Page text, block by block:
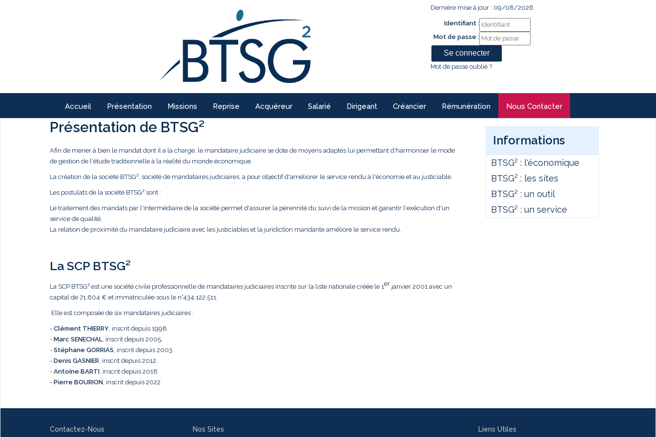
Dernière mise à jour : 09/08/2026
Identifiant :
Mot de passe :
Mot de passe oublié ?
Accueil Présentation Missions Reprise Acquéreur Salarié Dirigeant Créancier Rémunération Nous Contacter
Présentation de BTSG²
Afin de mener à bien le mandat dont il a la charge, le mandataire judiciaire se dote de moyens adaptés lui permettant d'harmoniser le mode
de gestion de l'étude traditionnelle à la réalité du monde économique.
La création de la société BTSG², société de mandataires judiciaires, a pour objectif d'améliorer le service rendu à l'économie et au justiciable.
Les postulats de la société BTSG² sont :
Le traitement des mandats par l'intermédiaire de la société permet d'assurer la pérennité du suivi de la mission et garantir l'exécution d'un
service de qualité,
La relation de proximité du mandataire judiciaire avec les justiciables et la juridiction mandante améliore le service rendu.
La SCP BTSG²
La SCP BTSG² est une société civile professionnelle de mandataires judiciaires inscrite sur la liste nationale créée le 1er janvier 2001 avec un
capital de 71.604 € et immatriculée sous le n°434.122.511.
Elle est composée de six mandataires judiciaires :
- Clément THIERRY, inscrit depuis 1998.
- Marc SENECHAL, inscrit depuis 2005.
- Stéphane GORRIAS, inscrit depuis 2003.
- Denis GASNIER, inscrit depuis 2012.
- Antoine BARTI, inscrit depuis 2018
- Pierre BOURION, inscrit depuis 2022
Informations
BTSG² : l'économique
BTSG² : les sites
BTSG² : un outil
BTSG² : un service
Contactez-Nous Nos Sites Liens Utiles